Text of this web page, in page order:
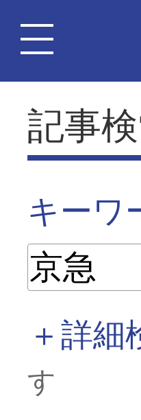
記事
キーワ
＋詳細
す